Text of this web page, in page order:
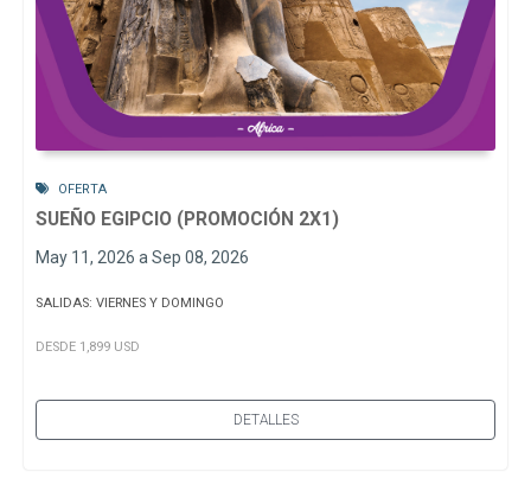
OFERTA
SUEÑO EGIPCIO (PROMOCIÓN 2X1)
May 11, 2026 a Sep 08, 2026
SALIDAS: VIERNES Y DOMINGO
DESDE 1,899 USD
DETALLES